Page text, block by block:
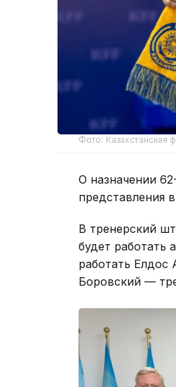
Фото: Казахстанская
О назначении
представления
В тренерский
будет работать
работать
Боровский —